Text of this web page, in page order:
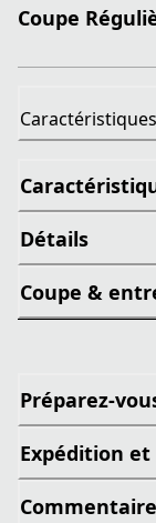
Coupe
Caractéristiques
Détails
Coupe &
Préparez-
Expédition